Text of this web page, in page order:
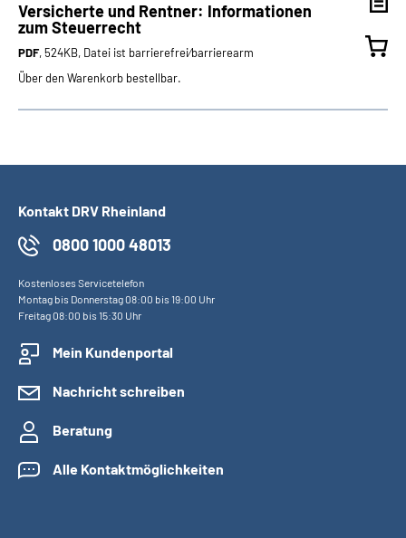
Versicherte und Rentner: Informationen
zum Steuerrecht
PDF, 524KB, Datei ist barrierefrei⁄barrierearm
Über den Warenkorb bestellbar.
Kontakt DRV Rheinland
0800 1000 48013
Kostenloses Servicetelefon
Montag bis Donnerstag 08:00 bis 19:00 Uhr
Freitag 08:00 bis 15:30 Uhr
Mein Kundenportal
Nachricht schreiben
Beratung
Alle Kontaktmöglichkeiten